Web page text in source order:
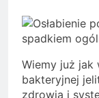
Wiemy już jak
bakteryjnej
zdrowia i